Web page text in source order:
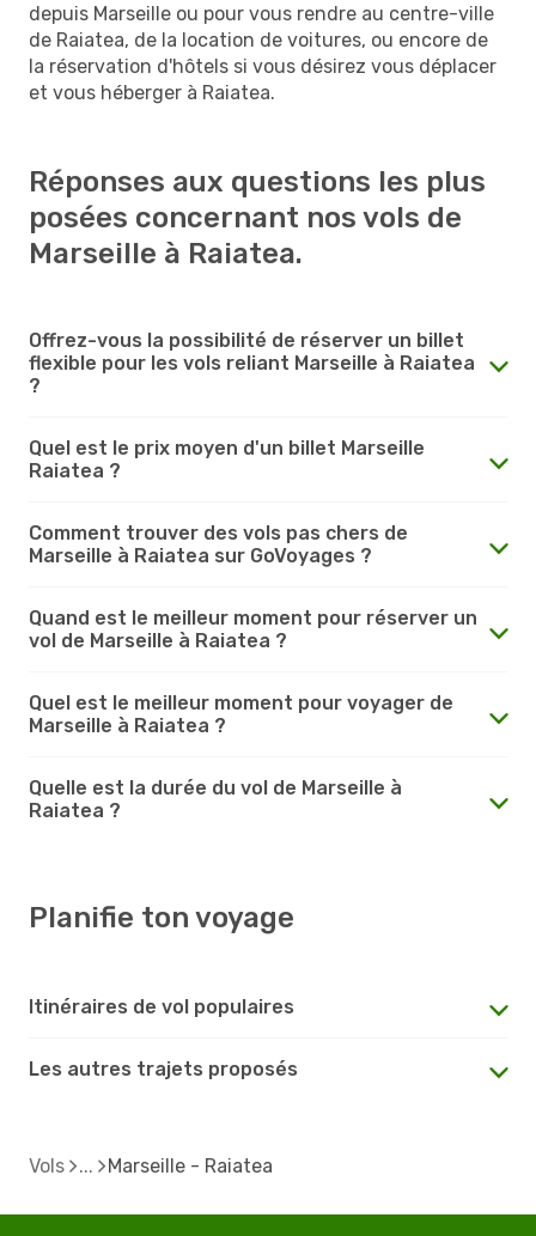
depuis Marseille ou pour vous rendre au centre-ville
de Raiatea, de la location de voitures, ou encore de
la réservation d'hôtels si vous désirez vous déplacer
et vous héberger à Raiatea.
Réponses aux questions les plus
posées concernant nos vols de
Marseille à Raiatea.
Offrez-vous la possibilité de réserver un billet
flexible pour les vols reliant Marseille à Raiatea
?
Quel est le prix moyen d'un billet Marseille
Raiatea ?
Comment trouver des vols pas chers de
Marseille à Raiatea sur GoVoyages ?
Quand est le meilleur moment pour réserver un
vol de Marseille à Raiatea ?
Quel est le meilleur moment pour voyager de
Marseille à Raiatea ?
Quelle est la durée du vol de Marseille à
Raiatea ?
Planifie ton voyage
Itinéraires de vol populaires
Les autres trajets proposés
Vols Marseille - Raiatea